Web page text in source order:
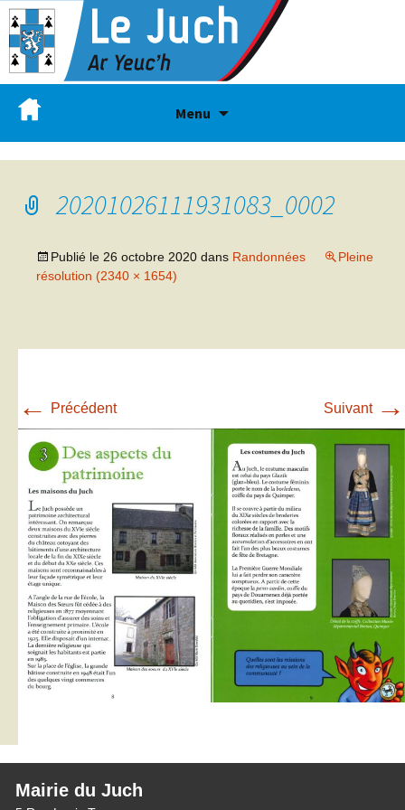
Menu
20201026111931083_0002
Publié le 26 octobre 2020 dans Randonnées
Pleine
résolution (2340 × 1654)
← Précédent Suivant →
Mairie du Juch